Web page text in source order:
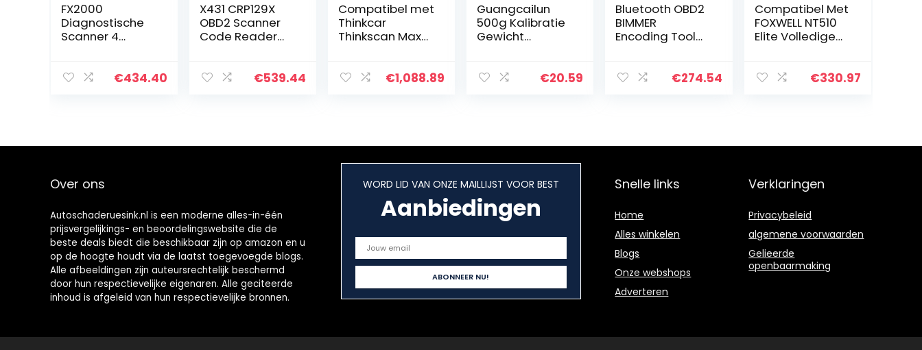
FX2000
Diagnostische
Scanner 4
ABS SRS Motor
Code…
€434.40
X431 CRP129X
OBD2 Scanner
Code Reader
OP Olie SAS EPB
€539.44
Compatibel met
Thinkcar
Thinkscan Max
Scan Tool
IMMO ECU…
€1,088.89
Guangcailun
500g Kalibratie
Gewicht
kalibratiegewich
€20.59
Bluetooth OBD2
BIMMER
Encoding Tool
Motorfiets€274.54
Compatibel Met
FOXWELL NT510
Elite Volledige
Bidirectionele
€330.97
Over ons
Autoschaderuesink.nl is een moderne alles-in-één
prijsvergelijkings- en beoordelingswebsite die de
beste deals biedt die beschikbaar zijn op amazon en u
op de hoogte houdt via de laatst toegevoegde blogs.
Alle afbeeldingen zijn auteursrechtelijk beschermd
door hun respectievelijke eigenaren. Alle geciteerde
inhoud is afgeleid van hun respectievelijke bronnen.
WORD LID VAN ONZE MAILLIJST VOOR BEST
Aanbiedingen
Snelle links
Home
Alles winkelen
Blogs
Onze webshops
Adverteren
Verklaringen
Privacybeleid
algemene voorwaarden
Gelieerde
openbaarmaking